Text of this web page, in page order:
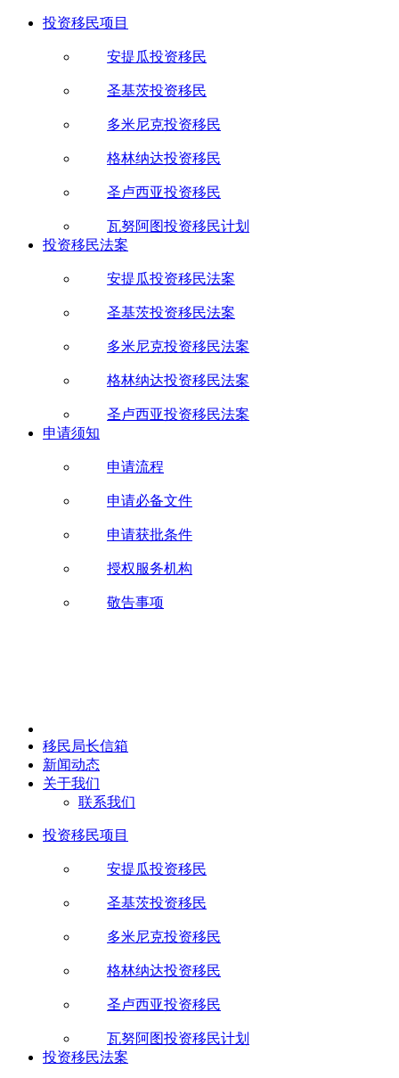
投资移民项目
安提瓜投资移民
圣基茨投资移民
多米尼克投资移民
格林纳达投资移民
圣卢西亚投资移民
瓦努阿图投资移民计划
投资移民法案
安提瓜投资移民法案
圣基茨投资移民法案
多米尼克投资移民法案
格林纳达投资移民法案
圣卢西亚投资移民法案
申请须知
申请流程
申请必备文件
申请获批条件
授权服务机构
敬告事项
移民局长信箱
新闻动态
关于我们
联系我们
投资移民项目
安提瓜投资移民
圣基茨投资移民
多米尼克投资移民
格林纳达投资移民
圣卢西亚投资移民
瓦努阿图投资移民计划
投资移民法案